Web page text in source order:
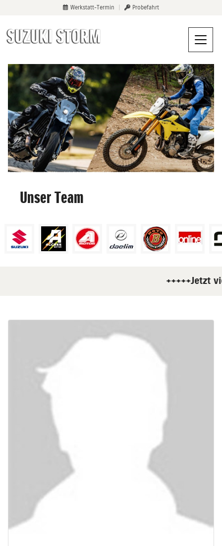
Werkstatt-Termin Probefahrt
Unser Team
+++++Jetzt